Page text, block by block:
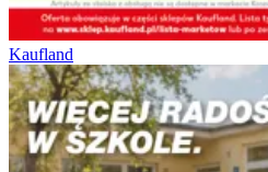
Kaufland